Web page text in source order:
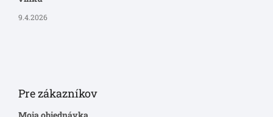
9.4.2026
Pre zákazníkov